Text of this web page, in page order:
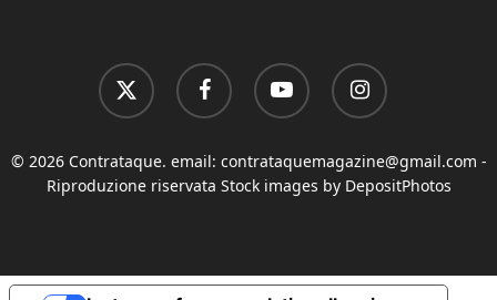
x-
twitter
facebook youtube instagram
© 2026 Contrataque. email: contrataquemagazine@gmail.com -
Riproduzione riservata Stock images by DepositPhotos